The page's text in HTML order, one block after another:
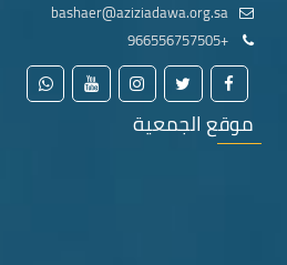
+966556757505
موقع الجمعية